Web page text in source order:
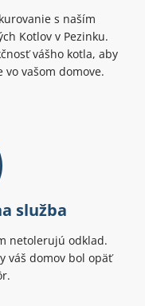
s naším
Kotlov v Pezinku.
vášho kotla, aby
vašom domove.
služba
netolerujú odklad.
váš domov bol opäť